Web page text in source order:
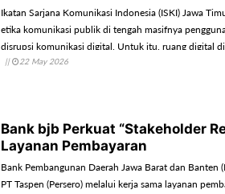
Ikatan Sarjana Komunikasi Indonesia (ISKI) Jawa
etika komunikasi publik di tengah masifnya
disrupsi komunikasi digital. Untuk itu, ruang digital
komunikasi yang lebih humanis, dialogis, dan
|| 22 May 2026
Bank bjb Perkuat “Stakeholder
Layanan Pembayaran
Bank Pembangunan Daerah Jawa Barat dan Banten
PT Taspen (Persero) melalui kerja sama layanan